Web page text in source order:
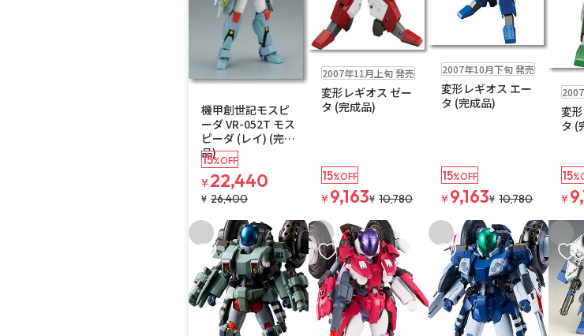
機甲創世記モスピ
ーダ VR-052T モス
ピーダ (レイ) (完成
品)
15%OFF
¥ 22,440
¥ 26,400
2007年11月上旬 発売
変形レギオス ゼー
タ (完成品)
15%OFF
¥ 9,163¥ 10,780
2007年10月下旬 発売
変形レギオス エー
タ (完成品)
15%OFF
¥ 9,163¥ 10,780
変
15
¥
お気に入りに追加 お気に入りに追加 お気に入りに追加 お気